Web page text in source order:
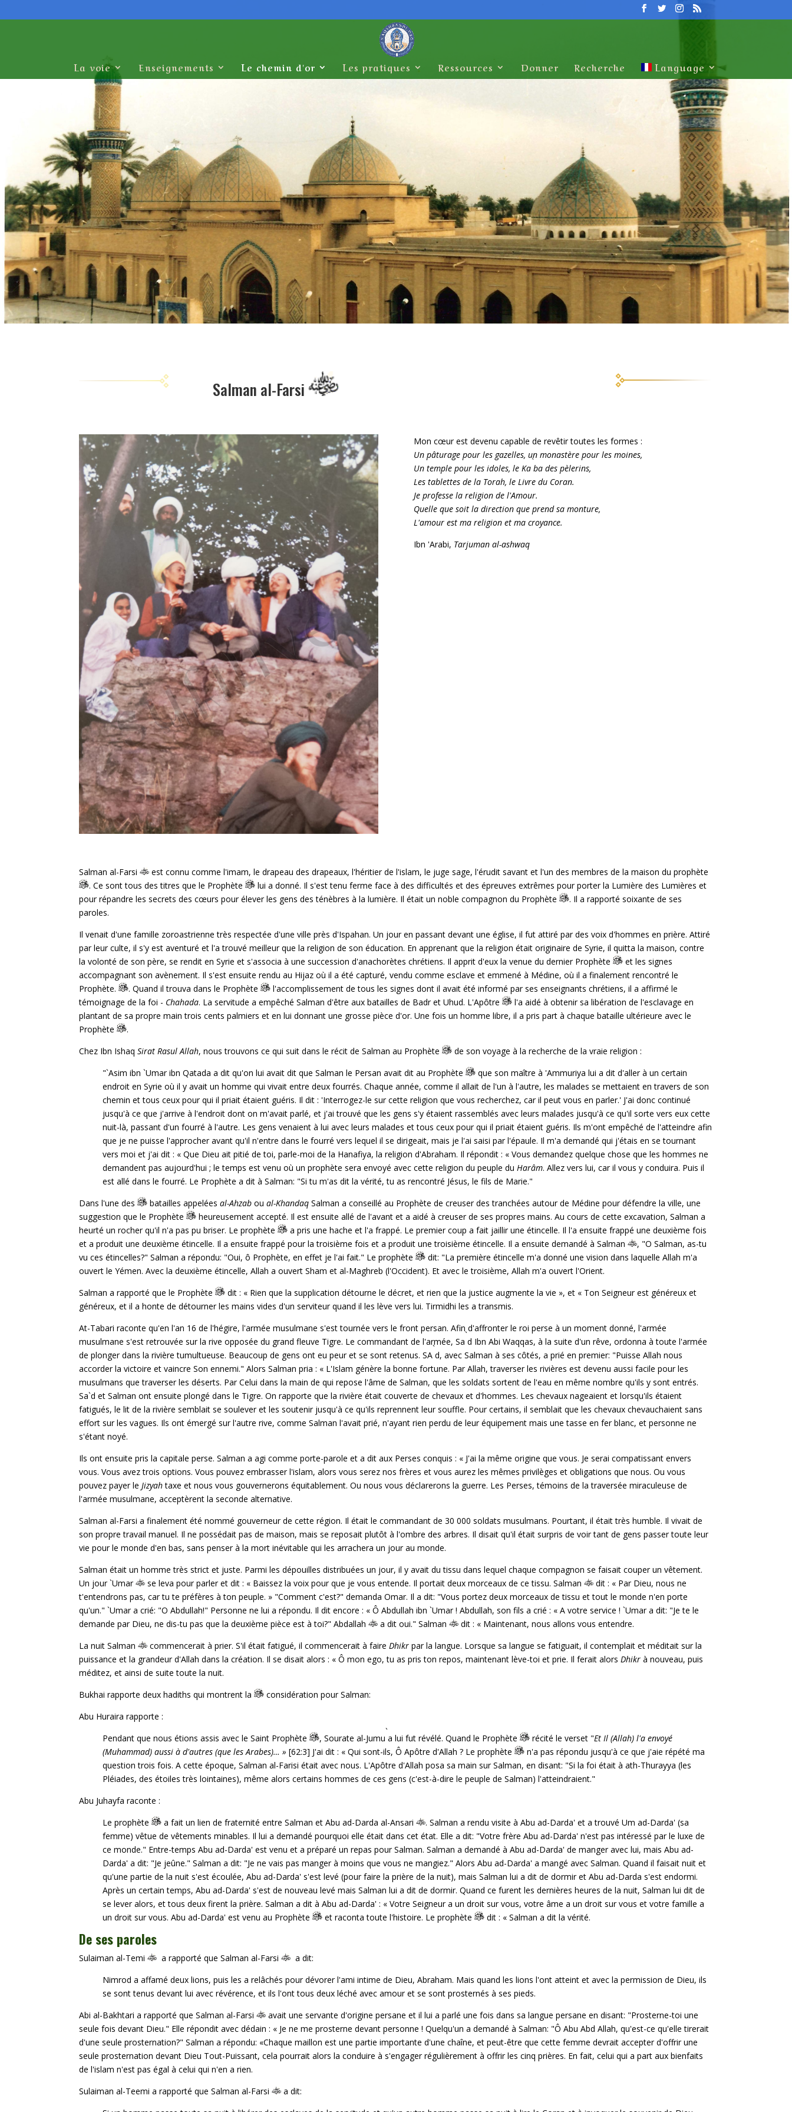
La voie Enseignements Le chemin d'or Les pratiques Ressources Donner Recherche Language
Salman al-Farsi
Mon cœur est devenu capable de revêtir toutes les formes :
Un pâturage pour les gazelles, un monastère pour les moines,
Un temple pour les idoles, le Ka
`
ba des pèlerins,
Les tablettes de la Torah, le Livre du Coran.
Je professe la religion de l'Amour.
Quelle que soit la direction que prend sa monture,
L'amour est ma religion et ma croyance.
Ibn 'Arabi, Tarjuman al-ashwaq
Salman al-Farsi
est connu comme l'imam, le drapeau des drapeaux, l'héritier de l'islam, le juge sage, l'érudit savant et l'un des membres de la maison du prophète
. Ce sont tous des titres que le Prophète
lui a donné. Il s'est tenu ferme face à des difficultés et des épreuves extrêmes pour porter la Lumière des Lumières et
pour répandre les secrets des cœurs pour élever les gens des ténèbres à la lumière. Il était un noble compagnon du Prophète
. Il a rapporté soixante de ses
paroles.
Il venait d'une famille zoroastrienne très respectée d'une ville près d'Ispahan. Un jour en passant devant une église, il fut attiré par des voix d'hommes en prière. Attiré
par leur culte, il s'y est aventuré et l'a trouvé meilleur que la religion de son éducation. En apprenant que la religion était originaire de Syrie, il quitta la maison, contre
la volonté de son père, se rendit en Syrie et s'associa à une succession d'anachorètes chrétiens. Il apprit d'eux la venue du dernier Prophète
et les signes
accompagnant son avènement. Il s'est ensuite rendu au Hijaz où il a été capturé, vendu comme esclave et emmené à Médine, où il a finalement rencontré le
Prophète.
. Quand il trouva dans le Prophète
l'accomplissement de tous les signes dont il avait été informé par ses enseignants chrétiens, il a affirmé le
témoignage de la foi - Chahada. La servitude a empêché Salman d'être aux batailles de Badr et Uhud. L'Apôtre
l'a aidé à obtenir sa libération de l'esclavage en
plantant de sa propre main trois cents palmiers et en lui donnant une grosse pièce d'or. Une fois un homme libre, il a pris part à chaque bataille ultérieure avec le
Prophète
.
Chez Ibn IshaqSirat Rasul Allah, nous trouvons ce qui suit dans le récit de Salman au Prophète
de son voyage à la recherche de la vraie religion :
"`Asim ibn `Umar ibn Qatada a dit qu'on lui avait dit que Salman le Persan avait dit au Prophète
que son maître à 'Ammuriya lui a dit d'aller à un certain
endroit en Syrie où il y avait un homme qui vivait entre deux fourrés. Chaque année, comme il allait de l'un à l'autre, les malades se mettaient en travers de son
chemin et tous ceux pour qui il priait étaient guéris. Il dit : 'Interrogez-le sur cette religion que vous recherchez, car il peut vous en parler.' J'ai donc continué
jusqu'à ce que j'arrive à l'endroit dont on m'avait parlé, et j'ai trouvé que les gens s'y étaient rassemblés avec leurs malades jusqu'à ce qu'il sorte vers eux cette
nuit-là, passant d'un fourré à l'autre. Les gens venaient à lui avec leurs malades et tous ceux pour qui il priait étaient guéris. Ils m'ont empêché de l'atteindre afin
que je ne puisse l'approcher avant qu'il n'entre dans le fourré vers lequel il se dirigeait, mais je l'ai saisi par l'épaule. Il m'a demandé qui j'étais en se tournant
vers moi et j'ai dit : « Que Dieu ait pitié de toi, parle-moi de la Hanafiya, la religion d'Abraham. Il répondit : « Vous demandez quelque chose que les hommes ne
demandent pas aujourd'hui ; le temps est venu où un prophète sera envoyé avec cette religion du peuple duHarâm. Allez vers lui, car il vous y conduira. Puis il
est allé dans le fourré. Le Prophète a dit à Salman: "Si tu m'as dit la vérité, tu as rencontré Jésus, le fils de Marie."
Dans l'une des
batailles appeléesal-Ahzab oual-Khandaq Salman a conseillé au Prophète de creuser des tranchées autour de Médine pour défendre la ville, une
suggestion que le Prophète
heureusement accepté. Il est ensuite allé de l'avant et a aidé à creuser de ses propres mains. Au cours de cette excavation, Salman a
heurté un rocher qu'il n'a pas pu briser. Le prophète
a pris une hache et l'a frappé. Le premier coup a fait jaillir une étincelle. Il l'a ensuite frappé une deuxième fois
et a produit une deuxième étincelle. Il a ensuite frappé pour la troisième fois et a produit une troisième étincelle. Il a ensuite demandé à Salman
, "O Salman, as-tu
vu ces étincelles?" Salman a répondu: "Oui, ô Prophète, en effet je l'ai fait." Le prophète
dit: "La première étincelle m'a donné une vision dans laquelle Allah m'a
ouvert le Yémen. Avec la deuxième étincelle, Allah a ouvert Sham et al-Maghreb (l'Occident). Et avec le troisième, Allah m'a ouvert l'Orient.
Salman a rapporté que le Prophète
dit : « Rien que la supplication détourne le décret, et rien que la justice augmente la vie », et « Ton Seigneur est généreux et
généreux, et il a honte de détourner les mains vides d'un serviteur quand il les lève vers lui. Tirmidhi les a transmis.
At-Tabari raconte qu'en l'an 16 de l'hégire, l'armée musulmane s'est tournée vers le front persan. Afin d'affronter le roi perse à un moment donné, l'armée
musulmane s'est retrouvée sur la rive opposée du grand fleuve Tigre. Le commandant de l'armée, Sa
`
d Ibn Abi Waqqas, à la suite d'un rêve, ordonna à toute l'armée
de plonger dans la rivière tumultueuse. Beaucoup de gens ont eu peur et se sont retenus. SA
`
d, avec Salman à ses côtés, a prié en premier: "Puisse Allah nous
accorder la victoire et vaincre Son ennemi." Alors Salman pria : « L'Islam génère la bonne fortune. Par Allah, traverser les rivières est devenu aussi facile pour les
musulmans que traverser les déserts. Par Celui dans la main de qui repose l'âme de Salman, que les soldats sortent de l'eau en même nombre qu'ils y sont entrés.
Sa`d et Salman ont ensuite plongé dans le Tigre. On rapporte que la rivière était couverte de chevaux et d'hommes. Les chevaux nageaient et lorsqu'ils étaient
fatigués, le lit de la rivière semblait se soulever et les soutenir jusqu'à ce qu'ils reprennent leur souffle. Pour certains, il semblait que les chevaux chevauchaient sans
effort sur les vagues. Ils ont émergé sur l'autre rive, comme Salman l'avait prié, n'ayant rien perdu de leur équipement mais une tasse en fer blanc, et personne ne
s'étant noyé.
Ils ont ensuite pris la capitale perse. Salman a agi comme porte-parole et a dit aux Perses conquis : « J'ai la même origine que vous. Je serai compatissant envers
vous. Vous avez trois options. Vous pouvez embrasser l'islam, alors vous serez nos frères et vous aurez les mêmes privilèges et obligations que nous. Ou vous
pouvez payer leJizyahtaxe et nous vous gouvernerons équitablement. Ou nous vous déclarerons la guerre. Les Perses, témoins de la traversée miraculeuse de
l'armée musulmane, acceptèrent la seconde alternative.
Salman al-Farsi a finalement été nommé gouverneur de cette région. Il était le commandant de 30 000 soldats musulmans. Pourtant, il était très humble. Il vivait de
son propre travail manuel. Il ne possédait pas de maison, mais se reposait plutôt à l'ombre des arbres. Il disait qu'il était surpris de voir tant de gens passer toute leur
vie pour le monde d'en bas, sans penser à la mort inévitable qui les arrachera un jour au monde.
Salman était un homme très strict et juste. Parmi les dépouilles distribuées un jour, il y avait du tissu dans lequel chaque compagnon se faisait couper un vêtement.
Un jour `Umar
se leva pour parler et dit : « Baissez la voix pour que je vous entende. Il portait deux morceaux de ce tissu. Salman
dit : « Par Dieu, nous ne
t'entendrons pas, car tu te préfères à ton peuple. » "Comment c'est?" demanda Omar. Il a dit: "Vous portez deux morceaux de tissu et tout le monde n'en porte
qu'un." `Umar a crié: "O Abdullah!" Personne ne lui a répondu. Il dit encore : « Ô Abdullah ibn `Umar ! Abdullah, son fils a crié : « A votre service ! `Umar a dit: "Je te le
demande par Dieu, ne dis-tu pas que la deuxième pièce est à toi?" Abdallah
a dit oui." Salman
dit : « Maintenant, nous allons vous entendre.
La nuit Salman
commencerait à prier. S'il était fatigué, il commencerait à faireDhikr par la langue. Lorsque sa langue se fatiguait, il contemplait et méditait sur la
puissance et la grandeur d'Allah dans la création. Il se disait alors : « Ô mon ego, tu as pris ton repos, maintenant lève-toi et prie. Il ferait alorsDhikr à nouveau, puis
méditez, et ainsi de suite toute la nuit.
Bukhai rapporte deux hadiths qui montrent la
considération pour Salman:
Abu Huraira rapporte :
Pendant que nous étions assis avec le Saint Prophète
, Sourate al-Jumu
`
a lui fut révélé. Quand le Prophète récité le verset "Et Il (Allah) l'a envoyé
(Muhammad) aussi à d'autres (que les Arabes)… »[62:3] J'ai dit : « Qui sont-ils, Ô Apôtre d'Allah ? Le prophète
n'a pas répondu jusqu'à ce que j'aie répété ma
question trois fois. A cette époque, Salman al-Farisi était avec nous. L'Apôtre d'Allah posa sa main sur Salman, en disant: "Si la foi était à ath-Thurayya (les
Pléiades, des étoiles très lointaines), même alors certains hommes de ces gens (c'est-à-dire le peuple de Salman) l'atteindraient."
Abu Juhayfa raconte :
Le prophète
a fait un lien de fraternité entre Salman et Abu ad-Darda al-Ansari
. Salman a rendu visite à Abu ad-Darda' et a trouvé Um ad-Darda' (sa
femme) vêtue de vêtements minables. Il lui a demandé pourquoi elle était dans cet état. Elle a dit: "Votre frère Abu ad-Darda' n'est pas intéressé par le luxe de
ce monde." Entre-temps Abu ad-Darda' est venu et a préparé un repas pour Salman. Salman a demandé à Abu ad-Darda' de manger avec lui, mais Abu ad-
Darda' a dit: "Je jeûne." Salman a dit: "Je ne vais pas manger à moins que vous ne mangiez." Alors Abu ad-Darda' a mangé avec Salman. Quand il faisait nuit et
qu'une partie de la nuit s'est écoulée, Abu ad-Darda' s'est levé (pour faire la prière de la nuit), mais Salman lui a dit de dormir et Abu ad-Darda s'est endormi.
Après un certain temps, Abu ad-Darda' s'est de nouveau levé mais Salman lui a dit de dormir. Quand ce furent les dernières heures de la nuit, Salman lui dit de
se lever alors, et tous deux firent la prière. Salman a dit à Abu ad-Darda' : « Votre Seigneur a un droit sur vous, votre âme a un droit sur vous et votre famille a
un droit sur vous. Abu ad-Darda' est venu au Prophète
et raconta toute l'histoire. Le prophète dit : « Salman a dit la vérité.
De ses paroles
Sulaiman al-Temi a rapporté que Salman al-Farsi
a dit:
Nimrod a affamé deux lions, puis les a relâchés pour dévorer l'ami intime de Dieu, Abraham. Mais quand les lions l'ont atteint et avec la permission de Dieu, ils
se sont tenus devant lui avec révérence, et ils l'ont tous deux léché avec amour et se sont prosternés à ses pieds.
Abi al-Bakhtari a rapporté que Salman al-Farsi
avait une servante d'origine persane et il lui a parlé une fois dans sa langue persane en disant: "Prosterne-toi une
seule fois devant Dieu." Elle répondit avec dédain : « Je ne me prosterne devant personne ! Quelqu'un a demandé à Salman: "Ô Abu Abd Allah, qu'est-ce qu'elle tirerait
d'une seule prosternation?" Salman a répondu: «Chaque maillon est une partie importante d'une chaîne, et peut-être que cette femme devrait accepter d'offrir une
seule prosternation devant Dieu Tout-Puissant, cela pourrait alors la conduire à s'engager régulièrement à offrir les cinq prières. En fait, celui qui a part aux bienfaits
de l'islam n'est pas égal à celui qui n'en a rien.
Sulaiman al-Teemi a rapporté que Salman al-Farsi
a dit: